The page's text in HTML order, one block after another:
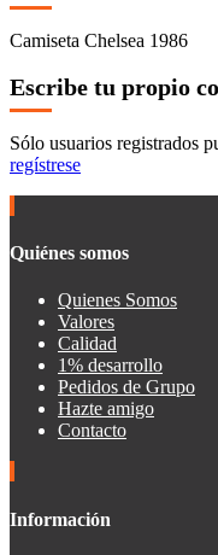
Camiseta Chelsea 1986
Escribe tu propio
Sólo usuarios registrados
regístrese
Quiénes somos
Quienes Somos
Valores
Calidad
1% desarrollo
Pedidos de Grupo
Hazte amigo
Contacto
Información